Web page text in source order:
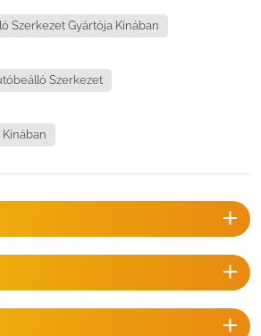
Szerkezet Gyártója Kínában
Szerkezet